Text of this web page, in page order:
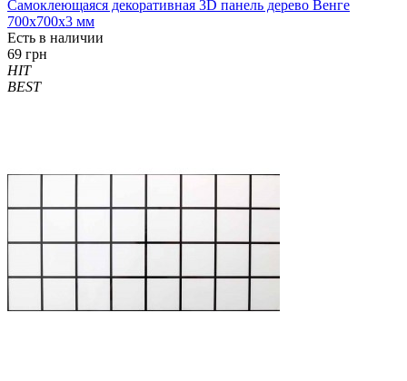
Самоклеющаяся декоративная 3D панель дерево Венге
700x700x3 мм
Есть в наличии
69 грн
HIT
BEST